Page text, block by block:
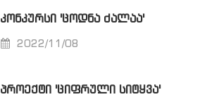
ᲙᲝᲜᲙᲣᲠᲡᲘ 'ᲪᲝᲓᲜᲐ ᲫᲐᲚᲐᲐ'
2022/11/08
ᲞᲠᲝᲔᲥᲢᲘ 'ᲪᲘᲤᲠᲣᲚᲘ ᲡᲘᲢᲧᲕᲐ'